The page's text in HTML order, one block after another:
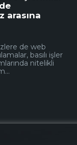
arasına
de web
basılı işler
nitelikli